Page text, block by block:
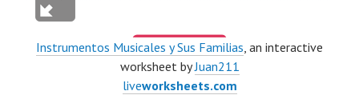
Instrumentos Musicales y Sus Familias, an interactive
worksheet byJuan211
liveworksheets.com